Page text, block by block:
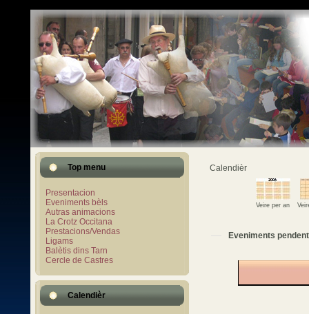
Top menu
Presentacion
Eveniments bèls
Autras animacions
La Crotz Occitana
Prestacions/Vendas
Ligams
Balètis dins Tarn
Cercle de Castres
Calendièr
Calendièr
Veire per an
Eveniments pendent